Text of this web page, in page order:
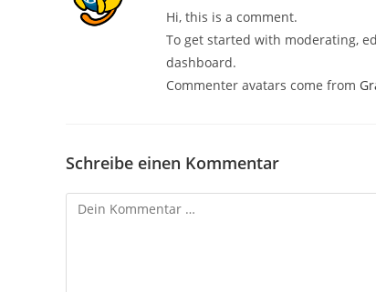
Hi, this is a comment.
To get started with moderating,
dashboard.
Commenter avatars come from
Schreibe einen Kommentar
Kommentar